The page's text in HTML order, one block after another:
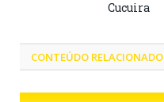
Cucuira
CONTEÚDO RELACIONADO